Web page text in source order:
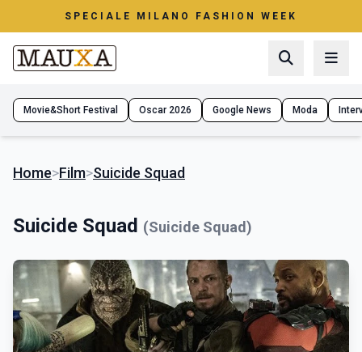
SPECIALE MILANO FASHION WEEK
Movie&Short Festival Oscar 2026 Google News Moda
Home>Film>Suicide Squad
Suicide Squad (Suicide Squad)